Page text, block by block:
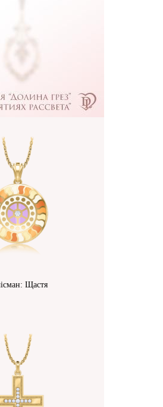
Щастя